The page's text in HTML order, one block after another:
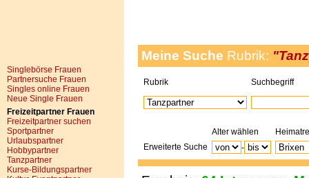
Singlebörse Frauen
Partnersuche Frauen
Singles online Frauen
Neue Single Frauen
Freizeitpartner Frauen
Freizeitpartner suchen
Sportpartner
Urlaubspartner
Hobbypartner
Tanzpartner
Kurse-Bildungspartner
Meine Suche Rubrik:
Rubrik Suchbegriff
Alter wählen
Erweiterte Suche
-